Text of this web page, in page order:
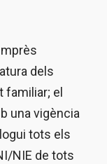
dels
el
una vigència
tots els
NIE de tots